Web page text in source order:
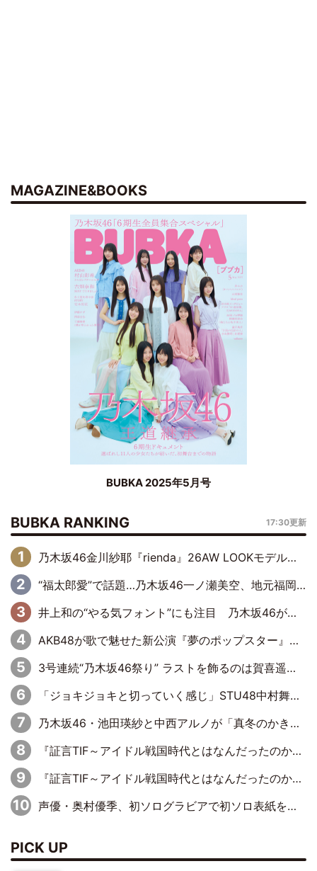
MAGAZINE&BOOKS
BUBKA 2025年5月号
BUBKA RANKING 17:30更新
乃木坂46金川紗耶『rienda』26AW LOOKモデルに就任
“福太郎愛”で話題…乃木坂46一ノ瀬美空、地元福岡『めんべい25周年トップサポーター』に就任
井上和の“やる気フォント”にも注目 乃木坂46が挑んだ書道パフォーマンスの舞台裏
AKB48が歌で魅せた新公演『夢のポップスター』 初日から全身全霊のステージ
3号連続“乃木坂46祭り” ラストを飾るのは賀喜遥香…5年ぶりの登場に「5年分大人になった私を見ていただけたら」
「ジョキジョキと切っていく感じ」STU48中村舞、新しい挑戦は自らの手で
乃木坂46・池田瑛紗と中西アルノが「真冬のかき氷」騒動で火花散らす！ 因縁の裏にあるのは、逆境をともに“凌”ぐ似た者同士の絆
『証言TIF～アイドル戦国時代とはなんだったのか～』第11回：私立恵比寿中学・真山りか×安本彩花「TIFで10年ぶりのキョンシーメイクをしたら、場を完全に引かせてしまって。時代が変わったんだなって」
『証言TIF～アイドル戦国時代とはなんだったのか～』第6回：でんぱ組.inc・古川未鈴×相沢梨紗「『ハロプロやりたかったな』って言ったら、夢眠ねむさんに『てめえはでんぱ組．incなんだよ！』って肩パンされて(笑)」
声優・奥村優季、初ソログラビアで初ソロ表紙を飾る！ 初めて見せる表情や、声優を志したきっかけなどを語った必読のインタビューを掲載
PICK UP